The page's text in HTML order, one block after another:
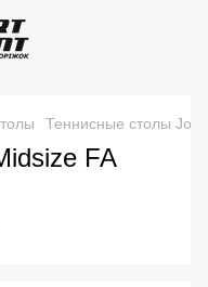
Теннисные столы
FA